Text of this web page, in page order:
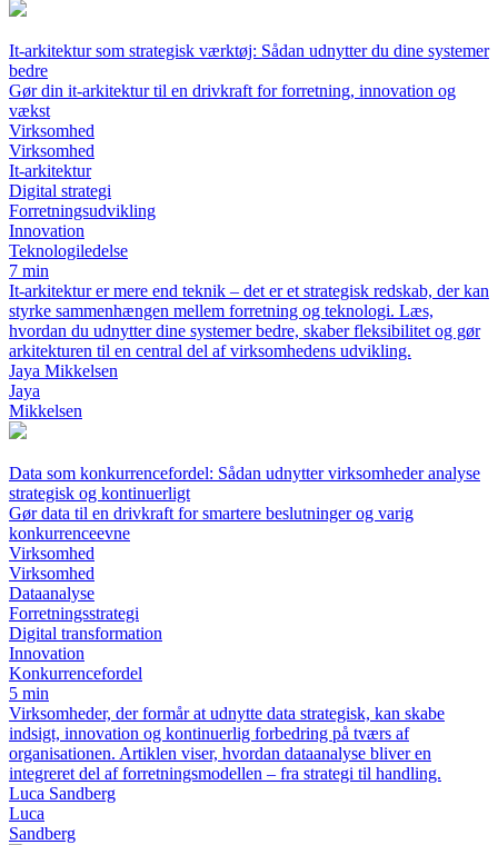
It-arkitektur som strategisk værktøj: Sådan udnytter du dine systemer
bedre
Gør din it-arkitektur til en drivkraft for forretning, innovation og
vækst
Virksomhed
Virksomhed
It-arkitektur
Digital strategi
Forretningsudvikling
Innovation
Teknologiledelse
7 min
It-arkitektur er mere end teknik – det er et strategisk redskab, der kan
styrke sammenhængen mellem forretning og teknologi. Læs,
hvordan du udnytter dine systemer bedre, skaber fleksibilitet og gør
arkitekturen til en central del af virksomhedens udvikling.
Jaya Mikkelsen
Jaya
Mikkelsen
Data som konkurrencefordel: Sådan udnytter virksomheder analyse
strategisk og kontinuerligt
Gør data til en drivkraft for smartere beslutninger og varig
konkurrenceevne
Virksomhed
Virksomhed
Dataanalyse
Forretningsstrategi
Digital transformation
Innovation
Konkurrencefordel
5 min
Virksomheder, der formår at udnytte data strategisk, kan skabe
indsigt, innovation og kontinuerlig forbedring på tværs af
organisationen. Artiklen viser, hvordan dataanalyse bliver en
integreret del af forretningsmodellen – fra strategi til handling.
Luca Sandberg
Luca
Sandberg